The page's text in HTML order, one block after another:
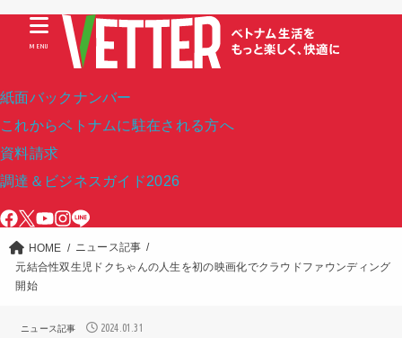
紙面バックナンバー
これからベトナムに駐在される方へ
資料請求
調達＆ビジネスガイド2026
MENU
HOME
ニュース記事
元結合性双生児ドクちゃんの人生を初の映画化でクラウドファウンディング
開始
ニュース記事 2024.01.31